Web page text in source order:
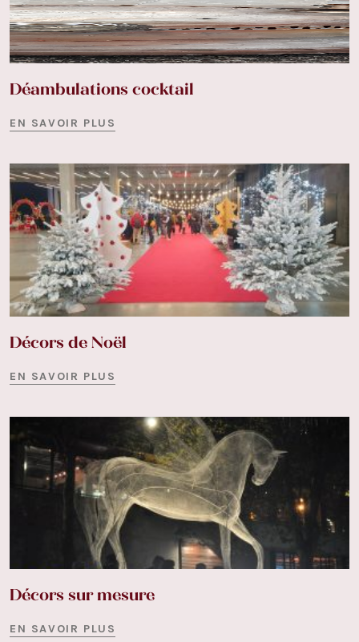
Déambulations cocktail
EN SAVOIR PLUS
Décors de Noël
EN SAVOIR PLUS
Décors sur mesure
EN SAVOIR PLUS